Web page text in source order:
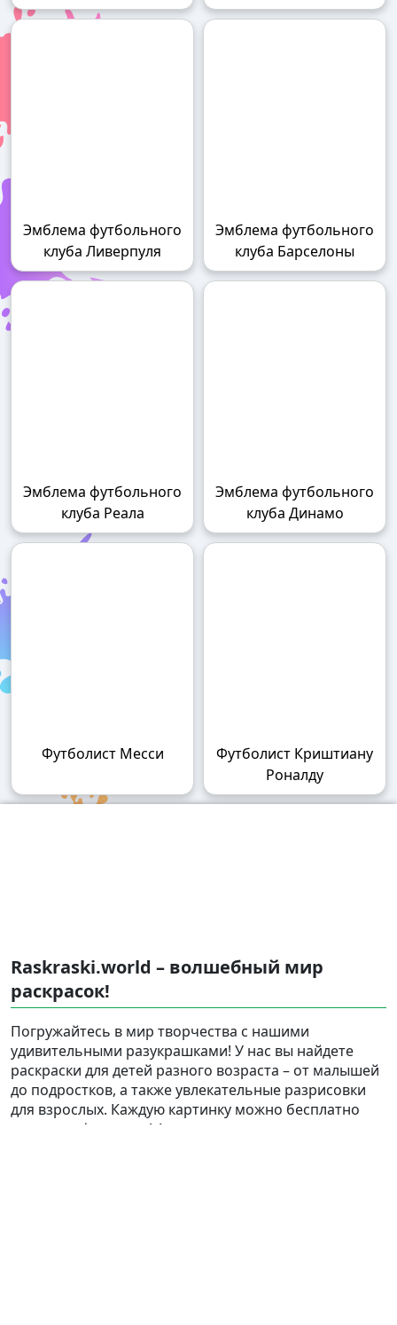
Эмблема футбольного
клуба Ливерпуля
Эмблема футбольного
клуба Барселоны
Эмблема футбольного
клуба Реала
Эмблема футбольного
клуба Динамо
Футболист Месси
Футболист Криштиану
Роналду
Raskraski.world – волшебный мир
раскрасок!
Погружайтесь в мир творчества с нашими
удивительными разукрашками! У нас вы найдете
раскраски для детей разного возраста – от малышей
до подростков, а также увлекательные разрисовки
для взрослых. Каждую картинку можно бесплатно
скачать в формате A4, распечатать и наслаждаться